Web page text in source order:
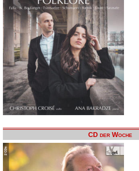
CD der Woche